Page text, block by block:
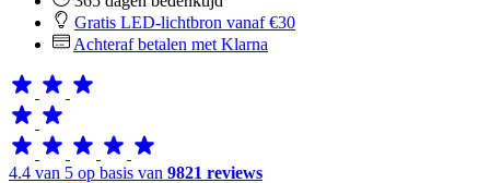
Gratis LED-lichtbron vanaf €30
Achteraf betalen met Klarna
4.4 van 5 op basis van 9821 reviews